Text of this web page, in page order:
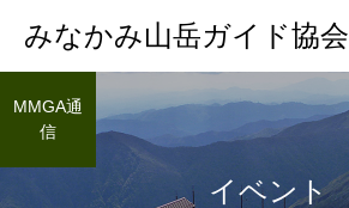
みなかみ山岳ガイド協会
イベント
MMGA通
信